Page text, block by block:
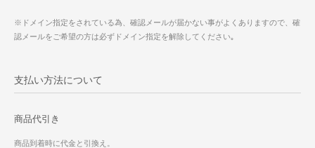
※ドメイン指定をされている為、確認メールが届かない事がよくありますので、確
認メールをご希望の方は必ずドメイン指定を解除してください｡
支払い方法について
商品代引き
商品到着時に代金と引換え。